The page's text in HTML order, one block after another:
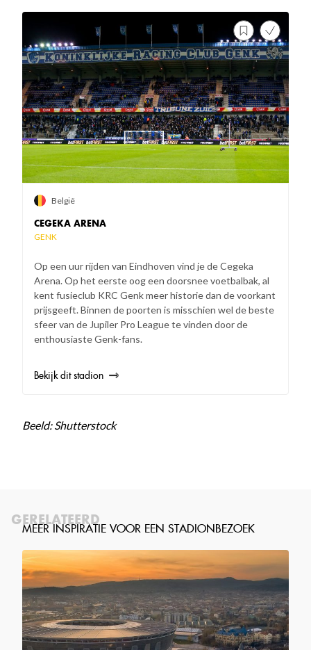
CEGEKA ARENA
GENK
Op een uur rijden van Eindhoven vind je de Cegeka
Arena. Op het eerste oog een doorsnee voetbalbak, al
kent fusieclub KRC Genk meer historie dan de voorkant
prijsgeeft. Binnen de poorten is misschien wel de beste
sfeer van de Jupiler Pro League te vinden door de
enthousiaste Genk-fans.
België
Bekijk dit stadion
Beeld: Shutterstock
GERELATEERD